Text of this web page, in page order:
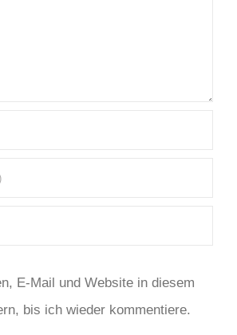
E-Mail und Website in diesem
bis ich wieder kommentiere.